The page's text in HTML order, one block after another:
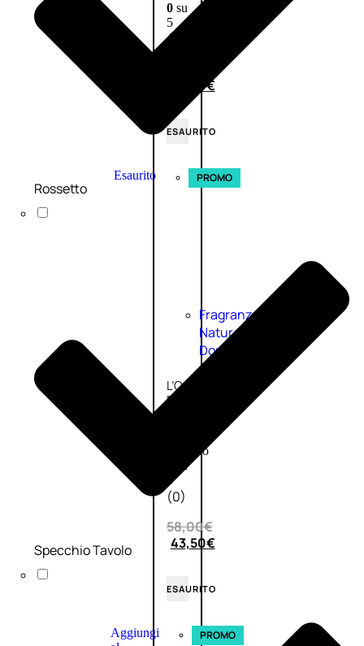
0su
5
(0)
43,50€
ESAURITO
Esaurito PROMO
Fragranze
Nature
Donna
L’OCCITANE
EDT
Valutato
su
5
(0)
58,00€
43,50€
ESAURITO
Aggiungi
PROMO
Rossetto
Specchio Tavolo